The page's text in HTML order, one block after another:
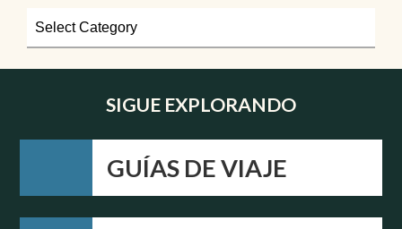
SIGUE EXPLORANDO
GUÍAS DE VIAJE